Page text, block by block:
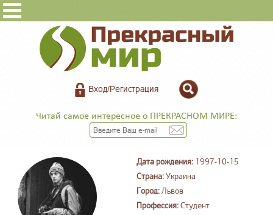
Вход/Регистрация
Читай самое интересное о ПРЕКРАСНОМ МИРЕ:
Дата рождения: 1997-10-15
Страна:Украина
Город:Львов
Профессия:Студент